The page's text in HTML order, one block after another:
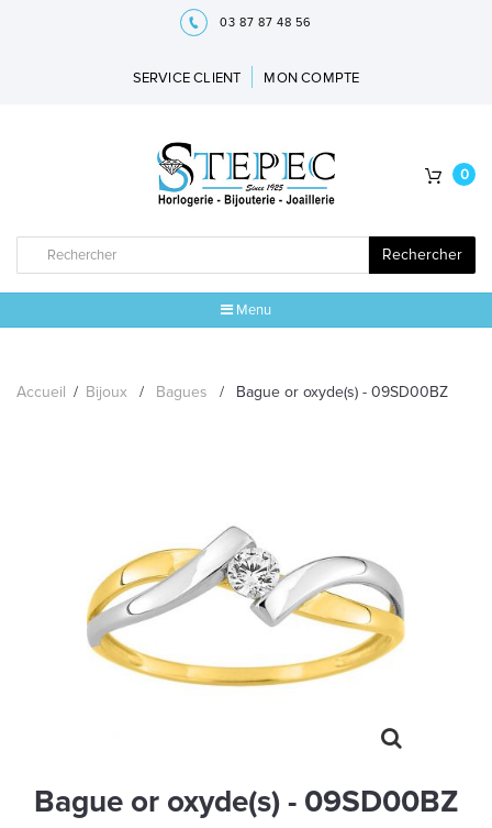
03 87 87 48 56
SERVICE CLIENT MON COMPTE
Rechercher
0
Menu
LES GEORGETTES
SWAROVSKI
BONNES AFFAIRES
CARTES CADEAUX
BLOG
Accueil / Bijoux / Bagues / Bague or oxyde(s) - 09SD00BZ
Bague or oxyde(s) - 09SD00BZ